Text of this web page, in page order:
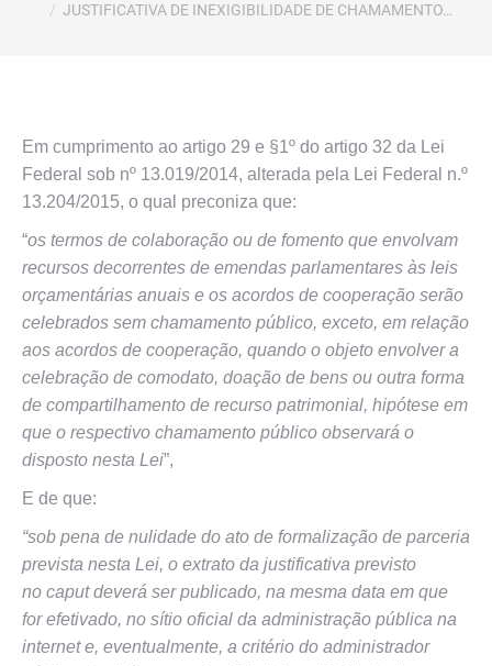
JUSTIFICATIVA DE INEXIGIBILIDADE DE CHAMAMENTO…
Em cumprimento ao artigo 29 e §1º do artigo 32 da Lei
Federal sob nº 13.019/2014, alterada pela Lei Federal n.º
13.204/2015, o qual preconiza que:
“os termos de colaboração ou de fomento que envolvam
recursos decorrentes de emendas parlamentares às leis
orçamentárias anuais e os acordos de cooperação serão
celebrados sem chamamento público, exceto, em relação
aos acordos de cooperação, quando o objeto envolver a
celebração de comodato, doação de bens ou outra forma
de compartilhamento de recurso patrimonial, hipótese em
que o respectivo chamamento público observará o
disposto nesta Lei”,
E de que:
“sob pena de nulidade do ato de formalização de parceria
prevista nesta Lei, o extrato da justificativa previsto
no caput deverá ser publicado, na mesma data em que
for efetivado, no sítio oficial da administração pública na
internet e, eventualmente, a critério do administrador